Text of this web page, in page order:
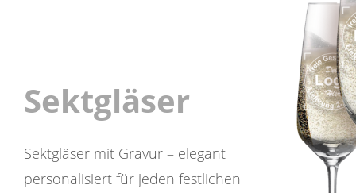
Sektgläser
Sektgläser mit Gravur – elegant
personalisiert für jeden festlichen